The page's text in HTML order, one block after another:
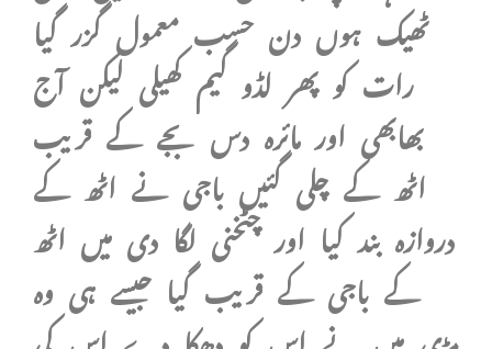
ٹھیک ہوں دن حسب معمول گزر گیا
رات کو پھر لڈو گیم کھیلی لیکن آج
بھابھی اور مائرہ دس بجے کے قریب
اٹھ کے چلی گئیں باجی نے اٹھ کے
دروازہ بند کیا اور چٹخنی لگا دی میں اٹھ
کے باجی کے قریب گیا جیسے ہی وہ